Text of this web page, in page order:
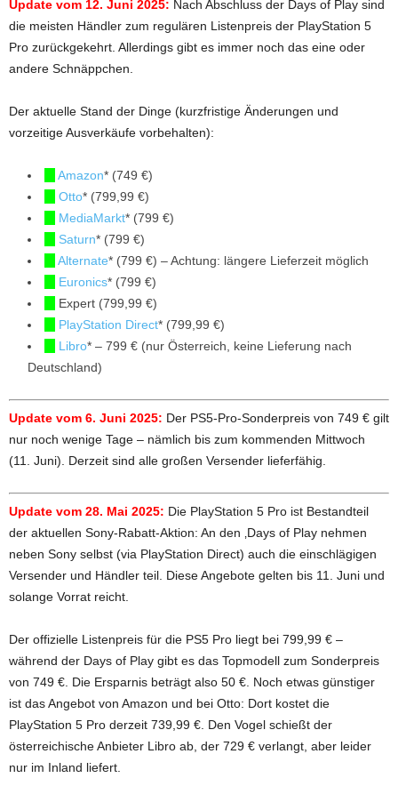
Update vom 12. Juni 2025: Nach Abschluss der Days of Play sind
die meisten Händler zum regulären Listenpreis der PlayStation 5
Pro zurückgekehrt. Allerdings gibt es immer noch das eine oder
andere Schnäppchen.
Der aktuelle Stand der Dinge (kurzfristige Änderungen und
vorzeitige Ausverkäufe vorbehalten):
Amazon* (749 €)
Otto* (799,99 €)
MediaMarkt* (799 €)
Saturn* (799 €)
Alternate* (799 €) – Achtung: längere Lieferzeit möglich
Euronics* (799 €)
Expert (799,99 €)
PlayStation Direct* (799,99 €)
Libro* – 799 € (nur Österreich, keine Lieferung nach
Deutschland)
Update vom 6. Juni 2025: Der PS5-Pro-Sonderpreis von 749 € gilt
nur noch wenige Tage – nämlich bis zum kommenden Mittwoch
(11. Juni). Derzeit sind alle großen Versender lieferfähig.
Update vom 28. Mai 2025: Die PlayStation 5 Pro ist Bestandteil
der aktuellen Sony-Rabatt-Aktion: An den ‚Days of Play nehmen
neben Sony selbst (via PlayStation Direct) auch die einschlägigen
Versender und Händler teil. Diese Angebote gelten bis 11. Juni und
solange Vorrat reicht.
Der offizielle Listenpreis für die PS5 Pro liegt bei 799,99 € –
während der Days of Play gibt es das Topmodell zum Sonderpreis
von 749 €. Die Ersparnis beträgt also 50 €. Noch etwas günstiger
ist das Angebot von Amazon und bei Otto: Dort kostet die
PlayStation 5 Pro derzeit 739,99 €. Den Vogel schießt der
österreichische Anbieter Libro ab, der 729 € verlangt, aber leider
nur im Inland liefert.